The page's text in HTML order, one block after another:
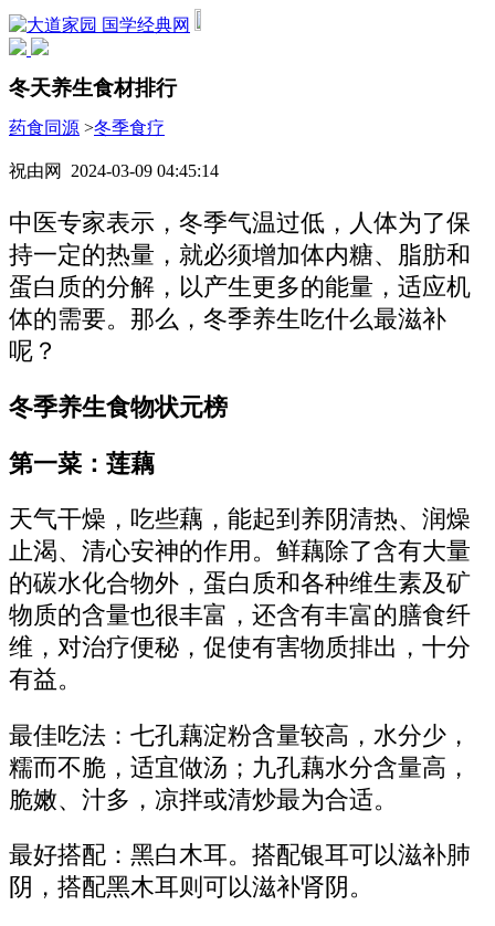
国学经典网
冬天养生食材排行
药食同源 >冬季食疗
祝由网 2024-03-09 04:45:14
中医专家表示，冬季气温过低，人体为了保
持一定的热量，就必须增加体内糖、脂肪和
蛋白质的分解，以产生更多的能量，适应机
体的需要。那么，冬季养生吃什么最滋补
呢？
冬季养生食物状元榜
第一菜：莲藕
天气干燥，吃些藕，能起到养阴清热、润燥
止渴、清心安神的作用。鲜藕除了含有大量
的碳水化合物外，蛋白质和各种维生素及矿
物质的含量也很丰富，还含有丰富的膳食纤
维，对治疗便秘，促使有害物质排出，十分
有益。
最佳吃法：七孔藕淀粉含量较高，水分少，
糯而不脆，适宜做汤；九孔藕水分含量高，
脆嫩、汁多，凉拌或清炒最为合适。
最好搭配：黑白木耳。搭配银耳可以滋补肺
阴，搭配黑木耳则可以滋补肾阴。